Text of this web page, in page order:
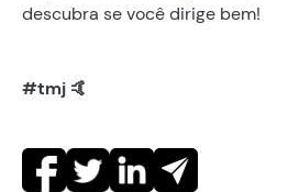
descubra se você dirige bem!
#tmj 🤙